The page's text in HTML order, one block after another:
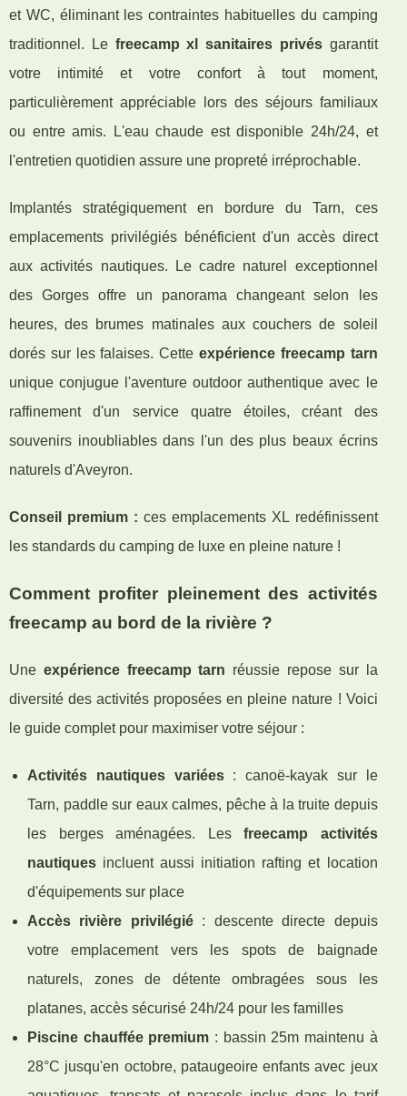
et WC, éliminant les contraintes habituelles du camping
traditionnel. Le freecamp xl sanitaires privésgarantit
votre intimité et votre confort à tout moment,
particulièrement appréciable lors des séjours familiaux
ou entre amis. L'eau chaude est disponible 24h/24, et
l'entretien quotidien assure une propreté irréprochable.
Implantés stratégiquement en bordure du Tarn, ces
emplacements privilégiés bénéficient d'un accès direct
aux activités nautiques. Le cadre naturel exceptionnel
des Gorges offre un panorama changeant selon les
heures, des brumes matinales aux couchers de soleil
dorés sur les falaises. Cette expérience freecamp tarn
unique conjugue l'aventure outdoor authentique avec le
raffinement d'un service quatre étoiles, créant des
souvenirs inoubliables dans l'un des plus beaux écrins
naturels d'Aveyron.
Conseil premium : ces emplacements XL redéfinissent
les standards du camping de luxe en pleine nature !
Comment profiter pleinement des activités
freecamp au bord de la rivière ?
Une expérience freecamp tarn réussie repose sur la
diversité des activités proposées en pleine nature ! Voici
le guide complet pour maximiser votre séjour :
Activités nautiques variées: canoë-kayak sur le
Tarn, paddle sur eaux calmes, pêche à la truite depuis
les berges aménagées. Lesfreecamp activités
nautiques incluent aussi initiation rafting et location
d'équipements sur place
Accès rivière privilégié: descente directe depuis
votre emplacement vers les spots de baignade
naturels, zones de détente ombragées sous les
platanes, accès sécurisé 24h/24 pour les familles
Piscine chauffée premium : bassin 25m maintenu à
28°C jusqu'en octobre, pataugeoire enfants avec jeux